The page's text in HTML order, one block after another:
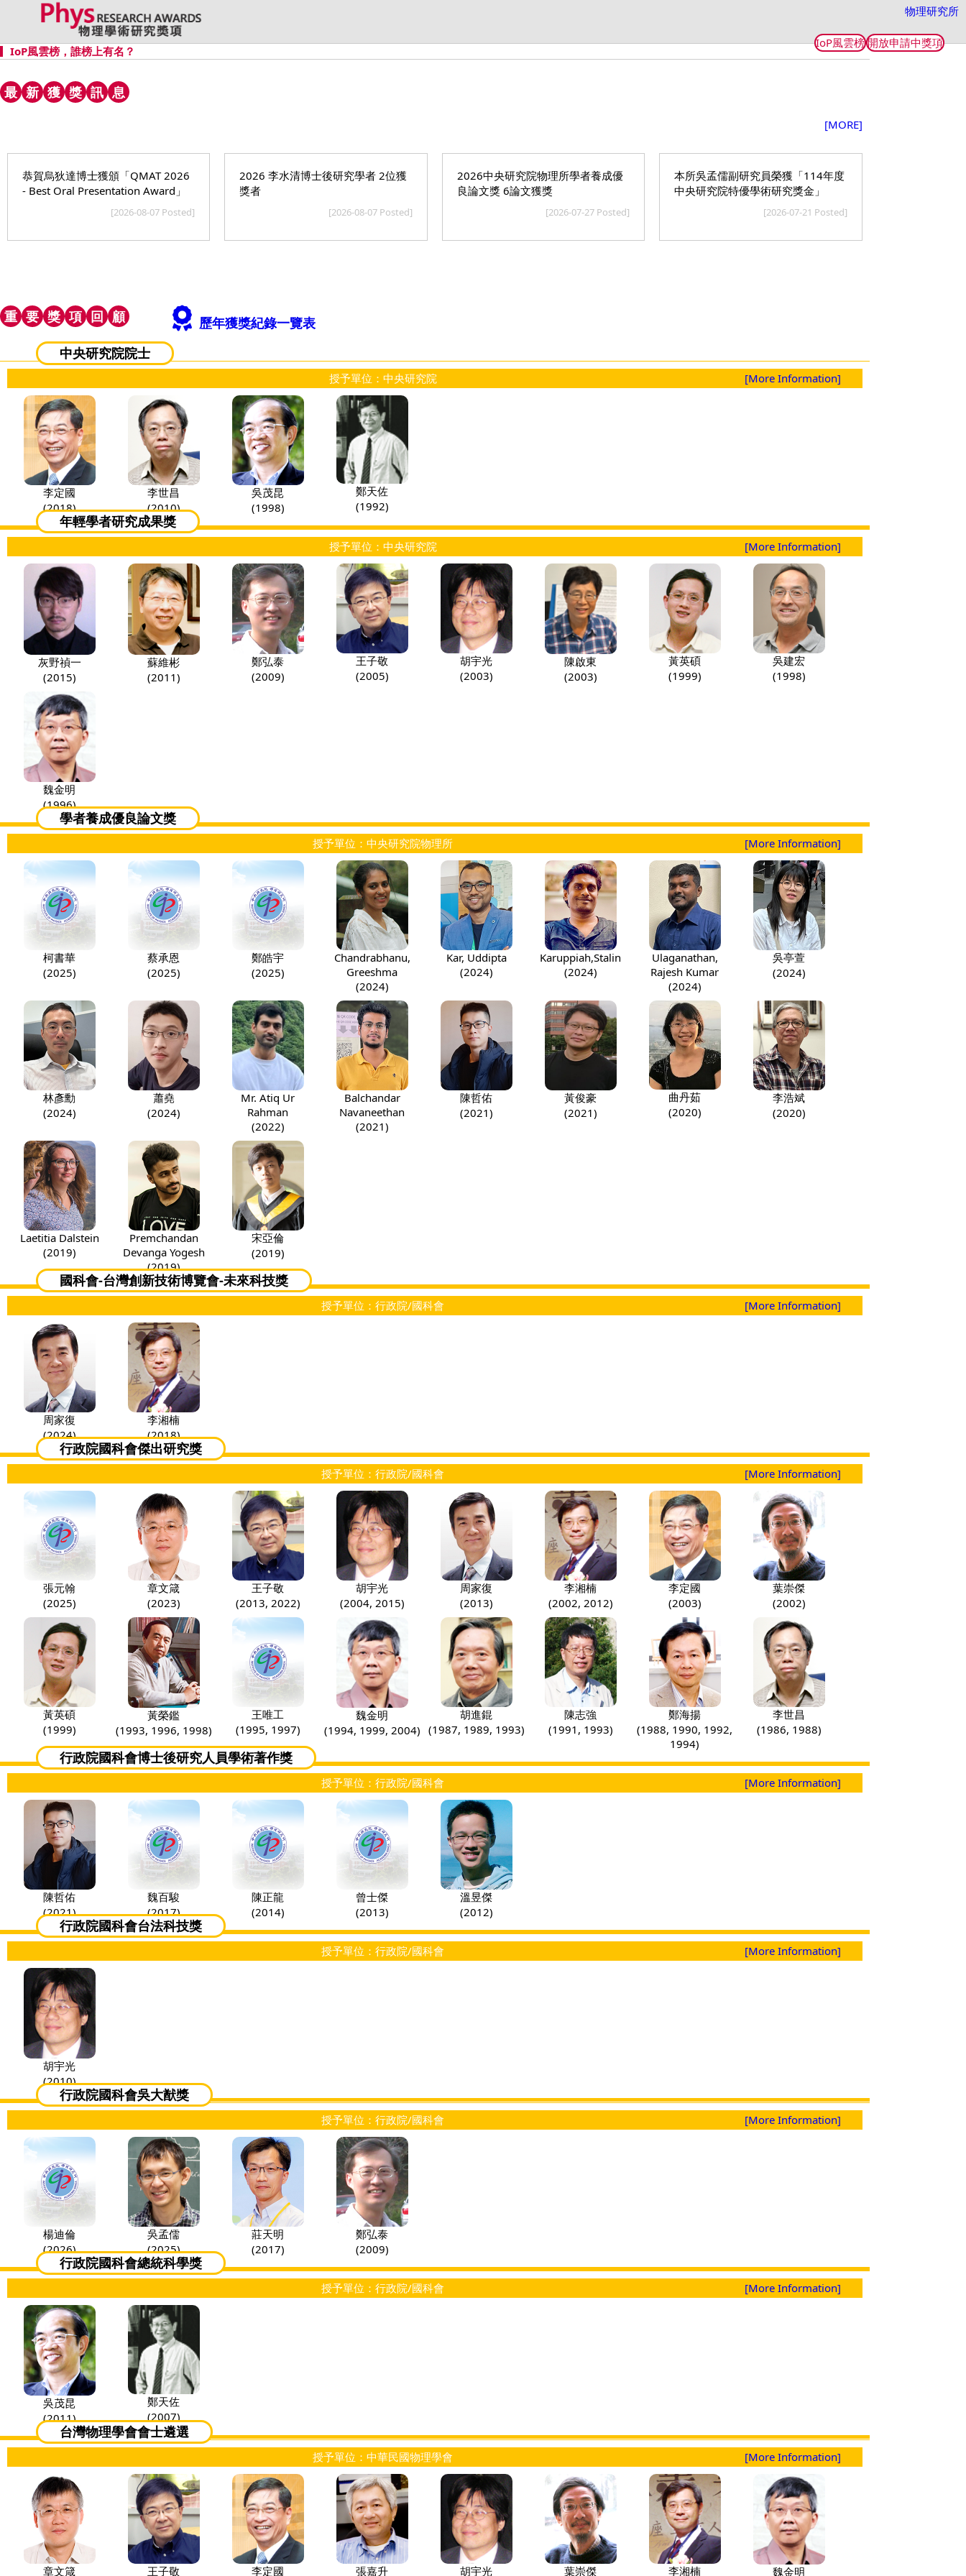
物理研究所
IoP風雲榜 開放申請中獎項
IoP風雲榜，誰榜上有名？
最 新 獲 獎 訊 息
[MORE]
恭賀烏狄達博士獲頒「QMAT 2026
- Best Oral Presentation Award」
[2026-08-07 Posted]
2026 李水清博士後研究學者 2位獲
獎者
[2026-08-07 Posted]
2026中央研究院物理所學者養成優
良論文獎 6論文獲獎
[2026-07-27 Posted]
本所吳孟儒副研究員榮獲「114年度
中央研究院特優學術研究獎金」
[2026-07-21 Posted]
重 要 獎 項 回 顧
歷年獲獎紀錄一覽表
中央研究院院士
授予單位：中央研究院 [More Information]
李定國
(2018)
李世昌
(2010)
吳茂昆
(1998)
鄭天佐
(1992)
年輕學者研究成果獎
授予單位：中央研究院 [More Information]
灰野禎一
(2015)
蘇維彬
(2011)
鄭弘泰
(2009)
王子敬
(2005)
胡宇光
(2003)
陳啟東
(2003)
黃英碩
(1999)
吳建宏
(1998)
魏金明
(1996)
學者養成優良論文獎
授予單位：中央研究院物理所 [More Information]
柯書華
(2025)
蔡承恩
(2025)
鄭皓宇
(2025)
Chandrabhanu,
Greeshma
(2024)
Kar, Uddipta
(2024)
Karuppiah,Stalin
(2024)
Ulaganathan,
Rajesh Kumar
(2024)
吳亭萱
(2024)
林彥勳
(2024)
蕭堯
(2024)
Mr. Atiq Ur
Rahman
(2022)
Balchandar
Navaneethan
(2021)
陳哲佑
(2021)
黃俊豪
(2021)
曲丹茹
(2020)
李浩斌
(2020)
Laetitia Dalstein
(2019)
Premchandan
Devanga Yogesh
(2019)
宋亞倫
(2019)
國科會-台灣創新技術博覽會-未來科技獎
授予單位：行政院/國科會 [More Information]
周家復
(2024)
李湘楠
(2018)
行政院國科會傑出研究獎
授予單位：行政院/國科會 [More Information]
張元翰
(2025)
章文箴
(2023)
王子敬
(2013, 2022)
胡宇光
(2004, 2015)
周家復
(2013)
李湘楠
(2002, 2012)
李定國
(2003)
葉崇傑
(2002)
黃英碩
(1999)
黃榮鑑
(1993, 1996, 1998)
王唯工
(1995, 1997)
魏金明
(1994, 1999, 2004)
胡進錕
(1987, 1989, 1993)
陳志強
(1991, 1993)
鄭海揚
(1988, 1990, 1992,
1994)
李世昌
(1986, 1988)
行政院國科會博士後研究人員學術著作獎
授予單位：行政院/國科會 [More Information]
陳哲佑
(2021)
魏百駿
(2017)
陳正龍
(2014)
曾士傑
(2013)
溫昱傑
(2012)
行政院國科會台法科技獎
授予單位：行政院/國科會 [More Information]
胡宇光
(2010)
行政院國科會吳大猷獎
授予單位：行政院/國科會 [More Information]
楊迪倫
(2026)
吳孟儒
(2025)
莊天明
(2017)
鄭弘泰
(2009)
行政院國科會總統科學獎
授予單位：行政院/國科會 [More Information]
吳茂昆
(2011)
鄭天佐
(2007)
台灣物理學會會士遴選
授予單位：中華民國物理學會 [More Information]
章文箴 王子敬 李定國 張嘉升 胡宇光 葉崇傑 李湘楠 魏金明